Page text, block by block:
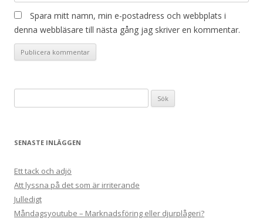
Spara mitt namn, min e-postadress och webbplats i
denna webbläsare till nästa gång jag skriver en kommentar.
efter:
SENASTE INLÄGGEN
Ett tack och adjö
Att lyssna på det som är irriterande
Julledigt
Måndagsyoutube – Marknadsföring eller djurplågeri?